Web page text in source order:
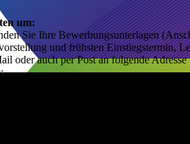
um:
Sie Ihre Bewerbungsunterlagen
und frühsten Einstiegstermin,
oder auch per Post an folgende